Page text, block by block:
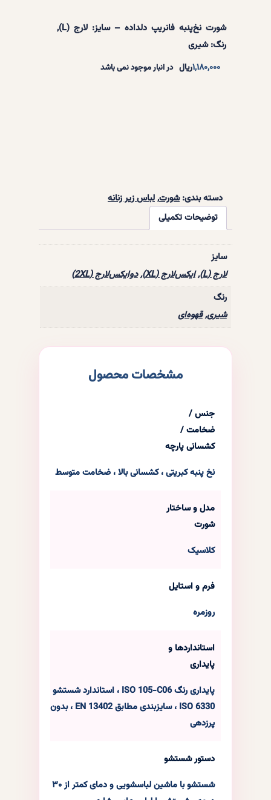
شورت نخ‌پنبه فانریپ دلداده – سایز: لارج (L),
رنگ: شیری
۱,۱۸۰,۰۰۰ریال در انبار موجود نمی باشد
رنگ: قهوه‌ای
۱,۲۶۰,۰۰۰
دسته بندی:شورت, لباس زیر زنانه
توضیحات تکمیلی
سایز
لارج (L) ,ایکس‌لارج (XL) ,دوایکس‌لارج (2XL)
رنگ
شیری,قهوه‌ای
مشخصات محصول
جنس /
ضخامت /
کشسانی پارچه
نخ پنبه کبریتی ، کشسانی بالا ، ضخامت متوسط
مدل و ساختار
شورت
کلاسیک
فرم و استایل
روزمره
استانداردها و
پایداری
پایداری رنگ ISO 105-C06 ، استاندارد شستشو
ISO 6330 ، سایزبندی مطابق EN 13402 ، بدون
پرزدهی
دستور شستشو
شستشو با ماشین لباسشویی و دمای کمتر از ۳۰